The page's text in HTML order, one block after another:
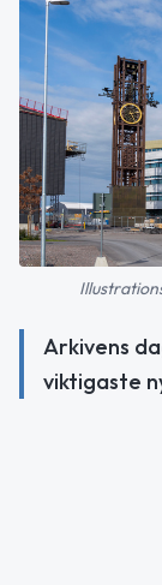
Arkivens
viktigaste